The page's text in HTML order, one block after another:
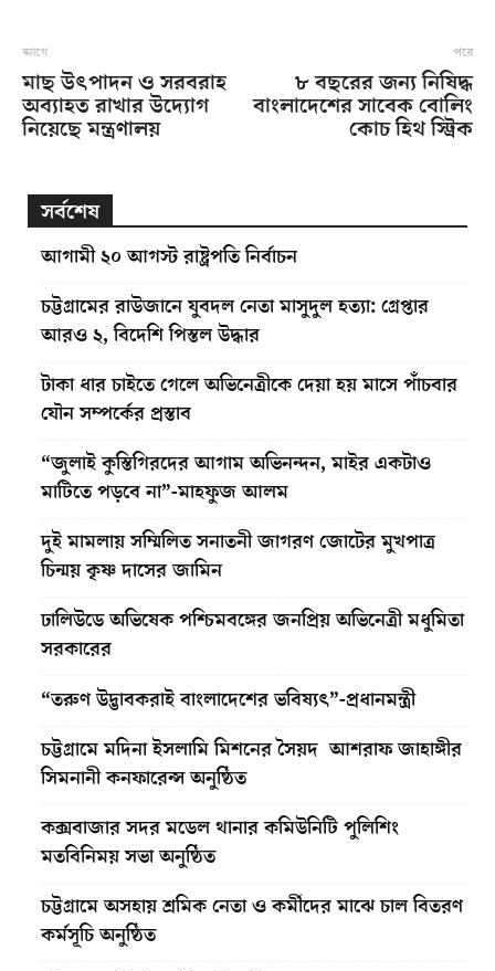
আগে
মাছ উৎপাদন ও সরবরাহ
অব্যাহত রাখার উদ্যোগ
নিয়েছে মন্ত্রণালয়
পরে
৮ বছরের জন্য নিষিদ্ধ
বাংলাদেশের সাবেক বোলিং
কোচ হিথ স্ট্রিক
সর্বশেষ
আগামী ২০ আগস্ট রাষ্ট্রপতি নির্বাচন
চট্টগ্রামের রাউজানে যুবদল নেতা মাসুদুল হত্যা: গ্রেপ্তার
আরও ২, বিদেশি পিস্তল উদ্ধার
টাকা ধার চাইতে গেলে অভিনেত্রীকে দেয়া হয় মাসে পাঁচবার
যৌন সম্পর্কের প্রস্তাব
“জুলাই কুস্তিগিরদের আগাম অভিনন্দন, মাইর একটাও
মাটিতে পড়বে না”-মাহফুজ আলম
দুই মামলায় সম্মিলিত সনাতনী জাগরণ জোটের মুখপাত্র
চিন্ময় কৃষ্ণ দাসের জামিন
ঢালিউডে অভিষেক পশ্চিমবঙ্গের জনপ্রিয় অভিনেত্রী মধুমিতা
সরকারের
“তরুণ উদ্ভাবকরাই বাংলাদেশের ভবিষ্যৎ”-প্রধানমন্ত্রী
চট্টগ্রামে মদিনা ইসলামি মিশনের সৈয়দ আশরাফ জাহাঙ্গীর
সিমনানী কনফারেন্স অনুষ্ঠিত
কক্সবাজার সদর মডেল থানার কমিউনিটি পুলিশিং
মতবিনিময় সভা অনুষ্ঠিত
চট্টগ্রামে অসহায় শ্রমিক নেতা ও কর্মীদের মাঝে চাল বিতরণ
কর্মসূচি অনুষ্ঠিত